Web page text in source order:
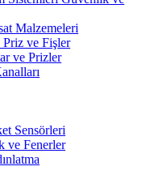
Malzemeleri
ve Fişler
ve Prizler
Sensörleri
ve Fenerler